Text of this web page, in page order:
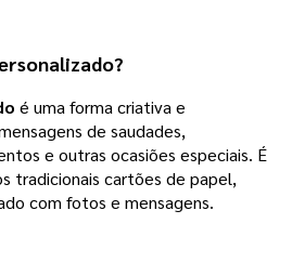
?
é uma forma criativa e
de saudades,
e outras ocasiões especiais. É
tradicionais cartões de papel,
com fotos e mensagens.